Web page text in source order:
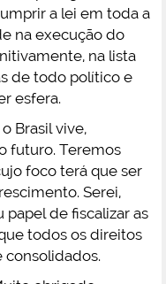
a lei em toda a
na execução do
na lista
de todo político e
esfera.
Brasil vive,
futuro. Teremos
foco terá que ser
Serei,
de fiscalizar as
todos os direitos
consolidados.